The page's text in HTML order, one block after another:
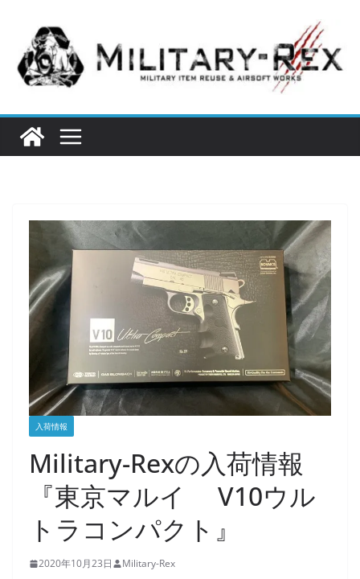
へ
入荷情報
Military-Rexの入荷情報
『東京マルイ V10ウル
トラコンパクト』
2020年10月23日 Military-Rex